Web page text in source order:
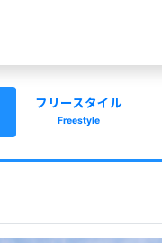
フリースタイル
Freestyle